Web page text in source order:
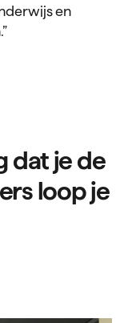
en
dat je de
loop je